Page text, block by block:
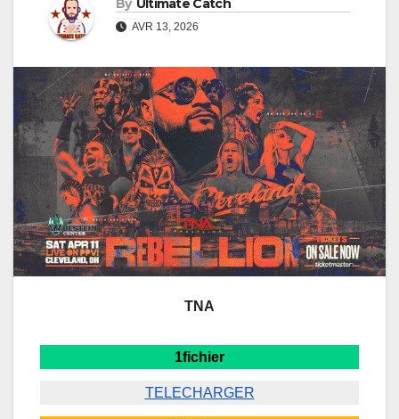
By Ultimate Catch
AVR 13, 2026
TNA
1fichier
TELECHARGER